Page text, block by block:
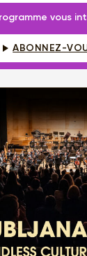
vous
ABONNEZ-